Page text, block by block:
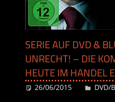
SERIE AUF DVD &
UNRECHT! – DIE
HEUTE IM HANDEL
26/06/2015 DVD/